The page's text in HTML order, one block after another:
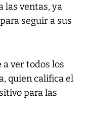
las ventas, ya
seguir a sus
a ver todos los
quien califica el
para las